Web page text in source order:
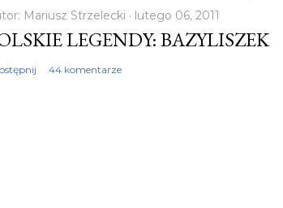
Mariusz Strzelecki lutego 06, 2011
LEGENDY: BAZYLISZEK
44 komentarze